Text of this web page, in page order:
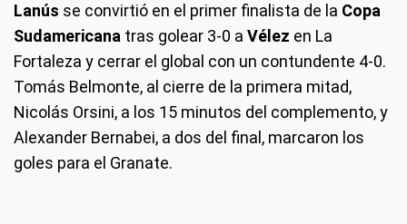
Lanús se convirtió en el primer finalista de la Copa
Sudamericana tras golear 3-0 a Vélez en La
Fortaleza y cerrar el global con un contundente 4-0.
Tomás Belmonte, al cierre de la primera mitad,
Nicolás Orsini, a los 15 minutos del complemento, y
Alexander Bernabei, a dos del final, marcaron los
goles para el Granate.